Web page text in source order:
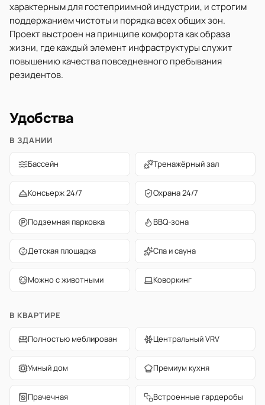
характерным для гостеприимной индустрии, и строгим
поддержанием чистоты и порядка всех общих зон.
Проект выстроен на принципе комфорта как образа
жизни, где каждый элемент инфраструктуры служит
повышению качества повседневного пребывания
резидентов.
Удобства
В ЗДАНИИ
Бассейн Тренажёрный зал
Консьерж 24/7 Охрана 24/7
Подземная парковка BBQ-зона
Детская площадка Спа и сауна
Можно с животными Коворкинг
В КВАРТИРЕ
Полностью меблирован Центральный VRV
Умный дом Премиум кухня
Прачечная Встроенные гардеробы